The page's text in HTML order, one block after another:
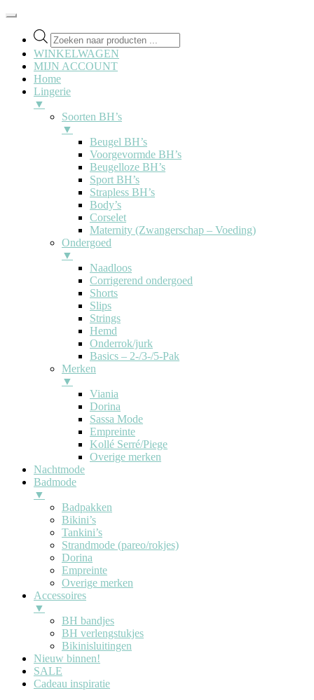
Producten
zoeken
WINKELWAGEN
MIJN ACCOUNT
Home
Lingerie
▼
Soorten BH’s
▼
Beugel BH’s
Voorgevormde BH’s
Beugelloze BH’s
Sport BH’s
Strapless BH’s
Body’s
Corselet
Maternity (Zwangerschap – Voeding)
Ondergoed
▼
Naadloos
Corrigerend ondergoed
Shorts
Slips
Strings
Hemd
Onderrok/jurk
Basics – 2-/3-/5-Pak
Merken
▼
Viania
Dorina
Sassa Mode
Empreinte
Kollé Serré/Piege
Overige merken
Nachtmode
Badmode
▼
Badpakken
Bikini’s
Tankini’s
Strandmode (pareo/rokjes)
Dorina
Empreinte
Overige merken
Accessoires
▼
BH bandjes
BH verlengstukjes
Bikinisluitingen
Nieuw binnen!
SALE
Cadeau inspiratie